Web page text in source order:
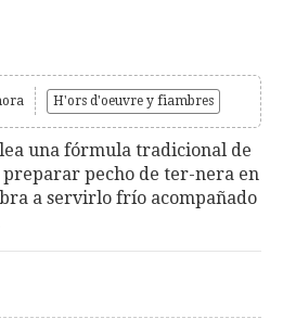
H'ors d'oeuvre y fiambres
una fórmula tradicional de
pecho de ter-nera en
a servirlo frío acompañado